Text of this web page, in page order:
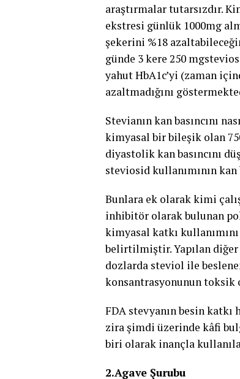
araştırmalar tutarsızdır.
ekstresi günlük 1000mg
şekerini %18
günde 3 kere 250
yahut HbA1c’yi (zaman
azaltmadığını
Stevianın kan basıncını
kimyasal bir bileşik olan
diyastolik kan basıncını
steviosid kullanımının
Bunlara ek olarak kimi
inhibitör olarak bulunan
kimyasal katkı
belirtilmiştir. Yapılan diğer
dozlarda steviol ile
konsantrasyonunun toksik
FDA stevyanın besin katkı
zira şimdi üzerinde kâfi
biri olarak inançla
2.Agave Şurubu